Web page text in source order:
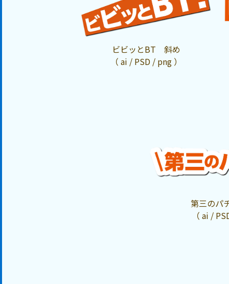
ビビッとBT 斜め
（ ai / PSD / png ）
第三の
（ ai /